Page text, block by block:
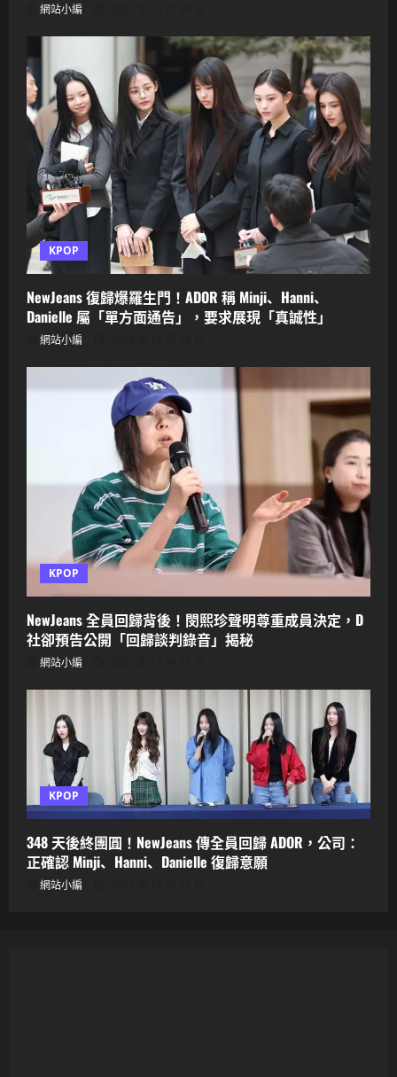
網站小編
KPOP
NewJeans 復歸爆羅生門！ADOR 稱 Minji、Hanni、
Danielle 屬「單方面通告」，要求展現「真誠性」
網站小編
KPOP
NewJeans 全員回歸背後！閔熙珍聲明尊重成員決定，D
社卻預告公開「回歸談判錄音」揭秘
網站小編
KPOP
348 天後終團圓！NewJeans 傳全員回歸 ADOR，公司：
正確認 Minji、Hanni、Danielle 復歸意願
網站小編